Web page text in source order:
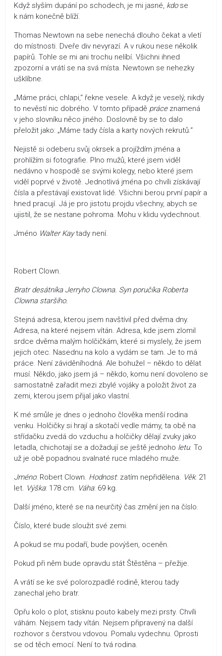
Když slyším dupání po schodech, je mi jasné, kdose
k nám konečně blíží.
Thomas Newtown na sebe nenechá dlouho čekat a vletí
do místnosti. Dveře div nevyrazí. A v rukou nese několik
papírů. Tohle se mi ani trochu nelíbí. Všichni ihned
zpozorní a vrátí se na svá místa. Newtown se nehezky
ušklíbne.
„Máme práci, chlapi,“ řekne vesele. A když je veselý, nikdy
to nevěstí nic dobrého. V tomto případě práce znamená
v jeho slovníku něco jiného. Doslovně by se to dalo
přeložit jako: „Máme tady čísla a karty nových rekrutů.“
Nejistě si odeberu svůj okrsek a projíždím jména a
prohlížím si fotografie. Plno mužů, které jsem viděl
nedávno v hospodě se svými kolegy, nebo které jsem
viděl poprvé v životě. Jednotlivá jména po chvíli získávají
čísla a přestávají existovat lidé. Všichni berou první papír a
hned pracují. Já je pro jistotu projdu všechny, abych se
ujistil, že se nestane pohroma. Mohu v klidu vydechnout.
Jméno Walter Kaytady není.
Robert Clown.
Bratr desátníka Jerryho Clowna. Syn poručíka Roberta
Clowna staršího.
Stejná adresa, kterou jsem navštívil před dvěma dny.
Adresa, na které nejsem vítán. Adresa, kde jsem zlomil
srdce dvěma malým holčičkám, které si myslely, že jsem
jejich otec. Nasednu na kolo a vydám se tam. Je to má
práce. Není záviděníhodná. Ale bohužel – někdo to dělat
musí. Někdo, jako jsem já – někdo, komu není dovoleno se
samostatně zařadit mezi zbylé vojáky a položit život za
zemi, kterou jsem přijal jako vlastní.
K mé smůle je dnes o jednoho člověka menší rodina
venku. Holčičky si hrají a skotačí vedle mámy, ta obě na
střídačku zvedá do vzduchu a holčičky dělají zvuky jako
letadla, chichotají se a dožadují se ještě jednoho letu. To
už je obě popadnou svalnaté ruce mladého muže.
Jméno: Robert Clown. Hodnost: zatím nepřidělena. Věk: 21
let. Výška: 178 cm. Váha: 69 kg.
Další jméno, které se na neurčitý čas změní jen na číslo.
Číslo, které bude sloužit své zemi.
A pokud se mu podaří, bude povýšen, oceněn.
Pokud při něm bude opravdu stát Štěstěna – přežije.
A vrátí se ke své polorozpadlé rodině, kterou tady
zanechal jeho bratr.
Opřu kolo o plot, stisknu pouto kabely mezi prsty. Chvíli
váhám. Nejsem tady vítán. Nejsem připravený na další
rozhovor s čerstvou vdovou. Pomalu vydechnu. Oprosti
se od těch emocí. Není to tvá rodina.